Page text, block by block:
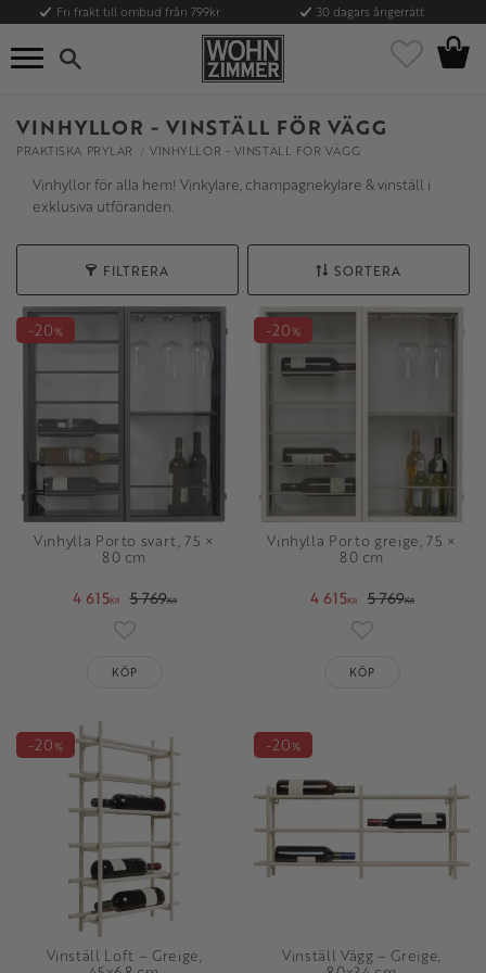
Meny
Fri frakt till ombud från 799kr 30 dagars ångerrätt
Favoriter
VINHYLLOR - VINSTÄLL FÖR VÄGG
PRAKTISKA PRYLAR VINHYLLOR - VINSTÄLL FÖR VÄGG
Vinhyllor för alla hem! Vinkylare, champagnekylare & vinställ i
exklusiva utföranden.
FILTRERA SORTERA
Vinhylla Porto svart, 75 ×
80 cm
4 615KR 5 769KR
20%
Lägg till i favoriter
KÖP
Vinhylla Porto greige, 75 ×
80 cm
4 615KR 5 769KR
20%
Lägg till i
KÖP
Vinställ Loft – Greige,
20%
Vinställ Vägg – Greige,
20%